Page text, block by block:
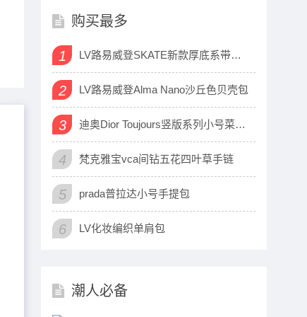
购买最多
1 LV路易威登SKATE新款厚底系带运动鞋
2 LV路易威登Alma Nano沙丘色贝壳包
3 迪奥Dior Toujours竖版系列小号菜篮子包
4 梵克雅宝vca间钻五花四叶草手链
5 prada普拉达小号手提包
6 LV化妆编织单肩包
潮人必备